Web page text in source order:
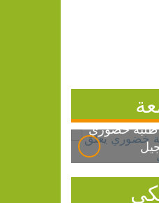
طلبة خضوري